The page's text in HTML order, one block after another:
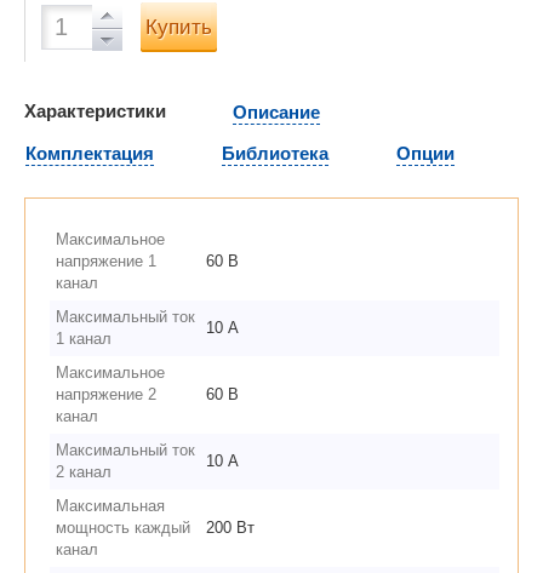
Купить
Характеристики
Описание
Комплектация
Библиотека Опции
Максимальное
напряжение 1
канал
60 В
Максимальный ток
1 канал
10 А
Максимальное
напряжение 2
канал
60 В
Максимальный ток
2 канал
10 А
Максимальная
мощность каждый
канал
200 Вт